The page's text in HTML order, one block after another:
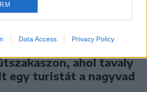
Data Access Privacy Policy
ahol tavaly
egy turistát a nagyvad